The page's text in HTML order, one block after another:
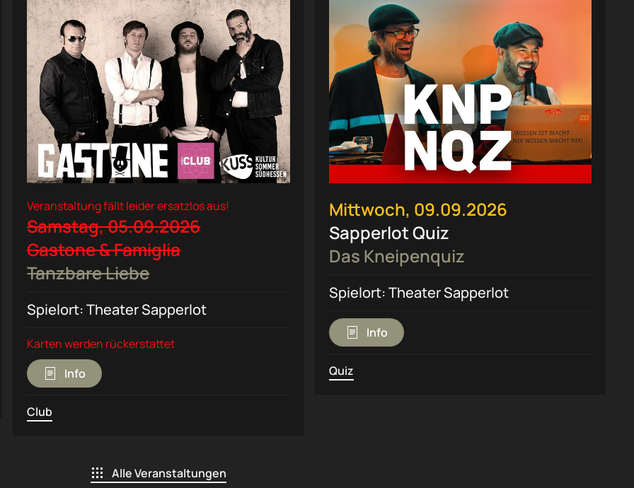
Veranstaltung fällt leider ersatzlos aus!
Samstag, 05.09.2026
Gastone & Famiglia
Tanzbare Liebe
Spielort: Theater Sapperlot
Karten werden rückerstattet
Info
Club
Mittwoch, 09.09.2026
Sapperlot Quiz
Das Kneipenquiz
Spielort: Theater Sapperlot
Info
Quiz
Alle Veranstaltungen